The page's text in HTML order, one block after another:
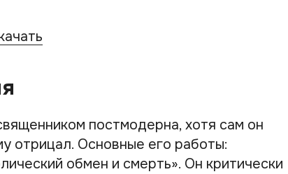
постмодерна, хотя сам он
отрицал. Основные его работы:
обмен и смерть». Он критически